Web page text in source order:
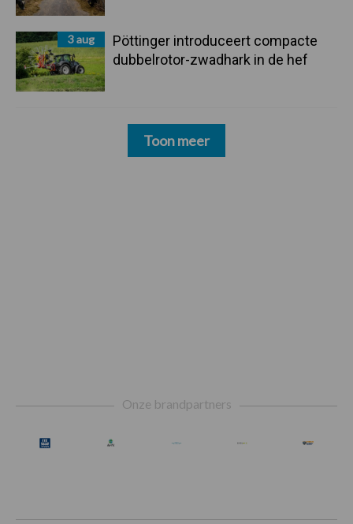
3 aug
Pöttinger introduceert compacte
dubbelrotor-zwadhark in de hef
Toon meer
Onze brandpartners